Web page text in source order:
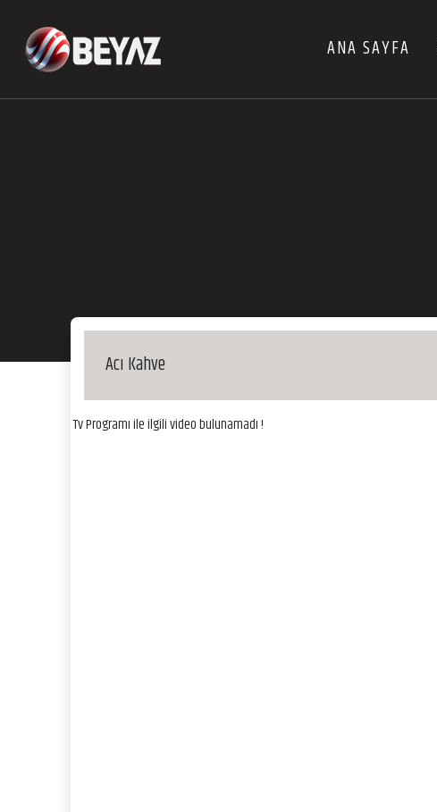
ANA SAYFA
Acı Kahve
Tv Programı ile ilgili video bulunamadı !